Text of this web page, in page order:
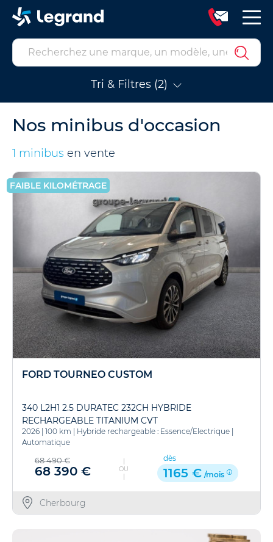
Tri & Filtres (2)
Nos minibus d'occasion
1 minibus en vente
FAIBLE KILOMÉTRAGE
FORD TOURNEO CUSTOM
340 L2H1 2.5 DURATEC 232CH HYBRIDE
RECHARGEABLE TITANIUM CVT
2026 | 100 km | Hybride rechargeable : Essence/Electrique |
Automatique
68 490 €
68 390 € OU
dès
1165 € /mois
Cherbourg